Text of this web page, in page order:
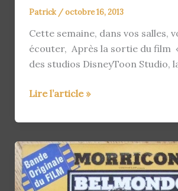
Patrick /octobre 16, 2013
Cette semaine, dans vos salles,
écouter, Après la sortie du film
des studios DisneyToon Studio,
L’actu
16/10/2013
Lire l’article »